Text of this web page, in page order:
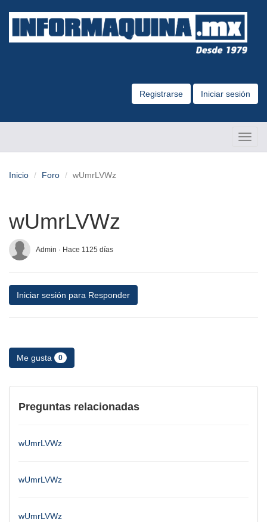
Registrarse Iniciar sesión
Inicio Foro wUmrLVWz
wUmrLVWz
Admin · Hace 1125 días
Iniciar sesión para Responder
Me gusta 0
Preguntas relacionadas
wUmrLVWz
wUmrLVWz
wUmrLVWz